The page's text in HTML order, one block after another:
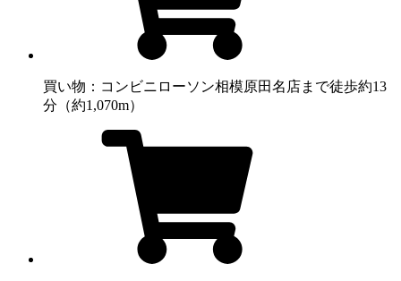
買い物：コンビニ ローソン相模原田名店まで徒歩約13
分（約1,070m）